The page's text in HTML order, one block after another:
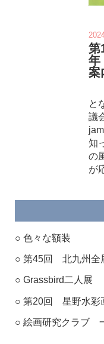
案
と
議
知
の
が
色々な額装
第45回 北九州
Grassbird二人展
第20回 星野水
絵画研究クラブ